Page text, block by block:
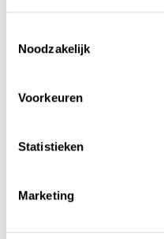
Noodzakelijk
Voorkeuren
Statistieken
Marketing
De morse-
De Lego Landrover
Dat klopt, maar daar
breakout boardje, en
irritante geluid op de